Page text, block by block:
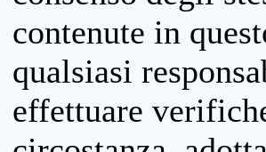
contenute in
qualsiasi
effettuare